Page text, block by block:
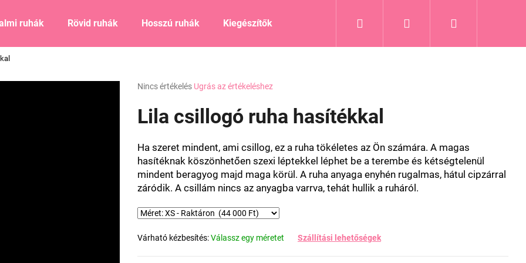
ruhák Rövid ruhák Hosszú ruhák Kiegészítők Keresés Bejelentkezés
A
átlagos
értékelése
0,0
csillag.
Nincs értékelés Ugrás az értékeléshez
Lila csillogó ruha hasítékkal
Ha szeret mindent, ami csillog, ez a ruha tökéletes az Ön számára. A magas
hasítéknak köszönhetően szexi léptekkel léphet be a terembe és kétségtelenül
mindent beragyog majd maga körül. A ruha anyaga enyhén rugalmas, hátul cipzárral
záródik. A csillám nincs az anyagba varrva, tehát hullik a ruháról.
Várható kézbesítés:Válassz egy méretet Szállítási lehetőségek
KERESÉS